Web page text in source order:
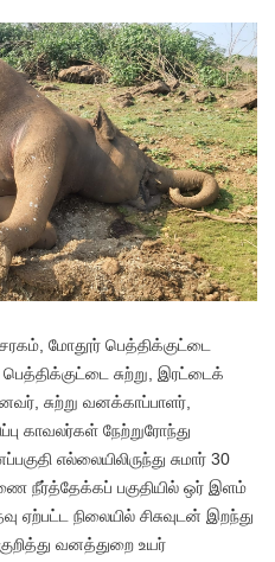
மோதூர் பெத்திக்குட்டை
பெத்திக்குட்டை சுற்று, இரட்டைக்
சுற்று வனக்காப்பாளர்,
காவலர்கள் நேற்றுரோந்து
எல்லையிலிருந்து சுமார் 30
நீர்த்தேக்கப் பகுதியில் ஒர் இளம்
நிலையில் சிசுவுடன் இறந்து
வனத்துறை உயர்